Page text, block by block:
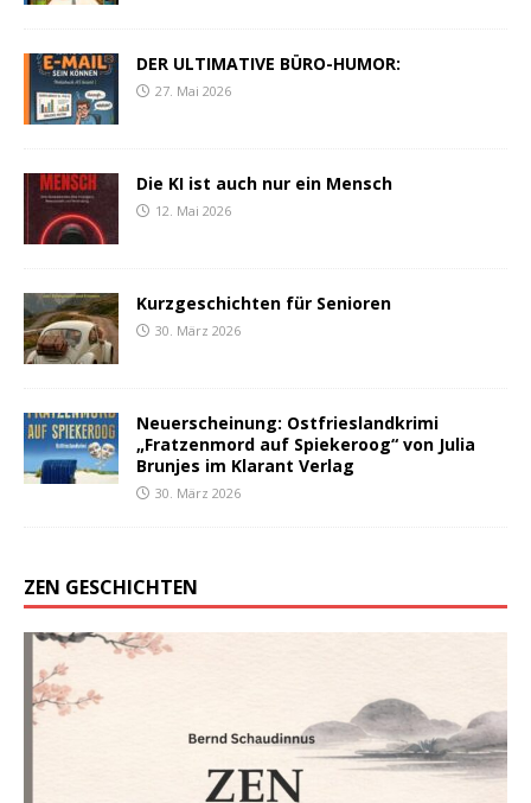
DER ULTIMATIVE BÜRO-HUMOR:
27. Mai 2026
Die KI ist auch nur ein Mensch
12. Mai 2026
Kurzgeschichten für Senioren
30. März 2026
Neuerscheinung: Ostfrieslandkrimi
„Fratzenmord auf Spiekeroog“ von Julia
Brunjes im Klarant Verlag
30. März 2026
ZEN GESCHICHTEN